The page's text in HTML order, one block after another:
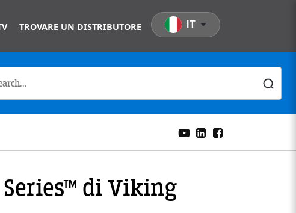
TROVARE UN DISTRIBUTORE IT
Series™ di Viking